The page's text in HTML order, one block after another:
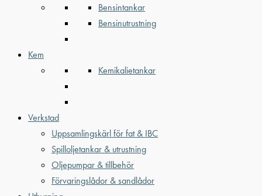
Bensintankar
Bensinutrustning
Kem
Kemikalietankar
Verkstad
Uppsamlingskärl för fat & IBC
Spilloljetankar & utrustning
Oljepumpar & tillbehör
Förvaringslådor & sandlådor